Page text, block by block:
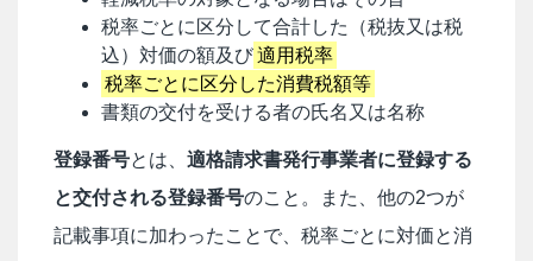
税率ごとに区分して合計した（税抜又は税
込）対価の額及び適用税率
税率ごとに区分した消費税額等
書類の交付を受ける者の氏名又は名称
登録番号とは、 適格請求書発行事業者に登録する
と交付される登録番号のこと。また、他の2つが
記載事項に加わったことで、税率ごとに対価と消